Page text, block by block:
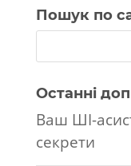
Пошук по
Останні
Ваш ШІ-
секрети